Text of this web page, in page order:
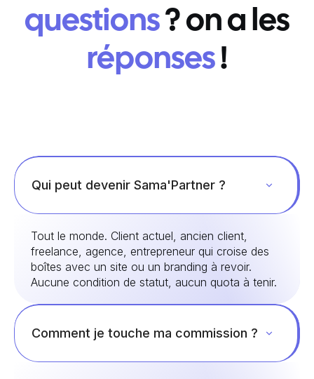
questions? on a les
réponses!
Qui peut devenir Sama'Partner ?
Tout le monde. Client actuel, ancien client,
freelance, agence, entrepreneur qui croise des
boîtes avec un site ou un branding à revoir.
Aucune condition de statut, aucun quota à tenir.
Comment je touche ma commission ?